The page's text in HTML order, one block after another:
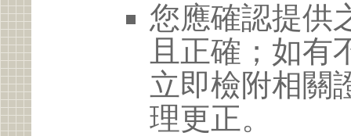
您應確認提供
且正確；如有
立即檢附相關
理更正。